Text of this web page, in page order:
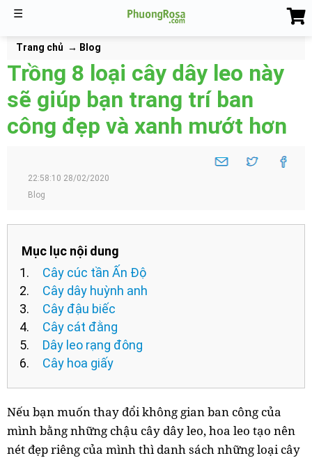
☰
Trang chủ Blog
Trồng 8 loại cây dây leo này
sẽ giúp bạn trang trí ban
công đẹp và xanh mướt hơn
22:58:10 28/02/2020
Blog
Mục lục nội dung
Cây cúc tần Ấn Độ
Cây dây huỳnh anh
Cây đậu biếc
Cây cát đằng
Dây leo rạng đông
Cây hoa giấy
Nếu bạn muốn thay đổi không gian ban công của
mình bằng những chậu cây dây leo, hoa leo tạo nên
nét đẹp riêng của mình thì danh sách những loại cây